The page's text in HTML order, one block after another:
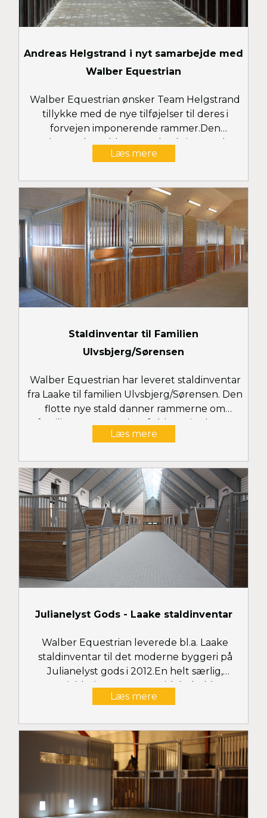
Andreas Helgstrand i nyt samarbejde med
Walber Equestrian
Walber Equestrian ønsker Team Helgstrand
tillykke med de nye tilføjelser til deres i
forvejen imponerende rammer.Den
nybyggede stald er som de eksisterende,
indrettet med bokse, vinduer, døre og porte
er indrettet med en smuk barriere fra Laake
såvel som et Walber Ebbe-Flod System
tilhørende et toplag af Walber Supreme
Surface.
Læs mere
Staldinventar til Familien
Ulvsbjerg/Sørensen
Walber Equestrian har leveret staldinventar
fra Laake til familien Ulvsbjerg/Sørensen. Den
flotte nye stald danner rammerne om
familiens mange talentfulde springheste.
Boksfrontene er af modellen 'Sosath'. Se flere
Læs mere
Julianelyst Gods - Laake staldinventar
Walber Equestrian leverede bl.a. Laake
staldinventar til det moderne byggeri på
Julianelyst gods i 2012.En helt særlig,
specialdesignet og æstetisk boks blev
kreeeret til det usædvanligt smukke private
Læs mere